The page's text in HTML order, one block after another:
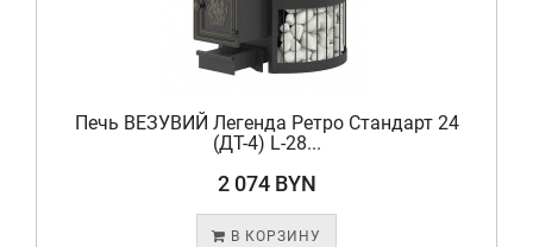
Печь ВЕЗУВИЙ Легенда Ретро Стандарт 24
(ДТ-4) L-28...
2 074 BYN
В КОРЗИНУ